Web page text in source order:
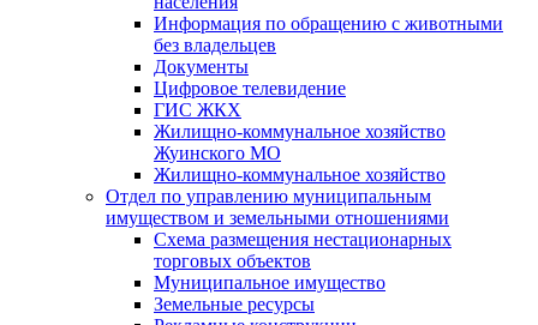
Информация по обращению с животными
без владельцев
Документы
Цифровое телевидение
ГИС ЖКХ
Жилищно-коммунальное хозяйство
Жуинского МО
Жилищно-коммунальное хозяйство
Отдел по управлению муниципальным
имуществом и земельными отношениями
Схема размещения нестационарных
торговых объектов
Муниципальное имущество
Земельные ресурсы